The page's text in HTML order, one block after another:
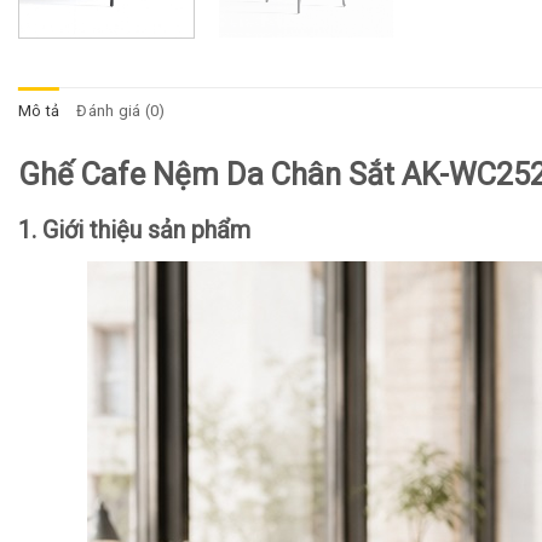
Mô tả Đánh giá (0)
Ghế Cafe Nệm Da Chân Sắt AK-
1. Giới thiệu sản phẩm